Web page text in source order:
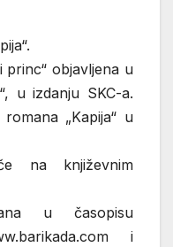
princ“ objavljena u
u izdanju SKC-a.
„Kapija“ u
na književnim
u časopisu
i